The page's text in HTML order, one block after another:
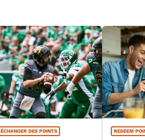
ÉCHANGER DES POINTS REDEEM